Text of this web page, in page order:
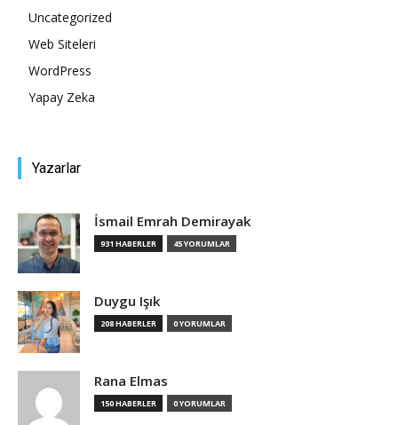
Uncategorized
Web Siteleri
WordPress
Yapay Zeka
Yazarlar
İsmail Emrah Demirayak
931 HABERLER 45 YORUMLAR
Duygu Işık
208 HABERLER 0 YORUMLAR
Rana Elmas
150 HABERLER 0 YORUMLAR